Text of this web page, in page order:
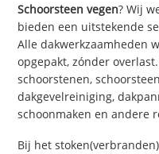
Schoorsteen vegen? Wij
bieden een uitstekende
Alle dakwerkzaamheden
opgepakt, zónder
schoorstenen,
dakgevelreiniging,
schoonmaken en andere
Bij het